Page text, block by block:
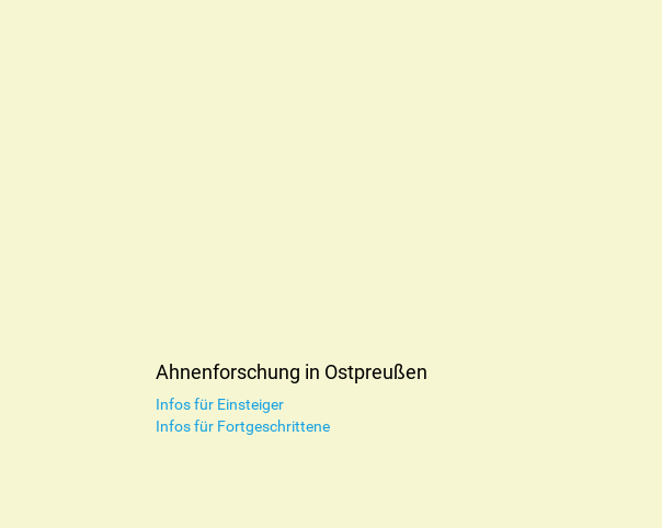
Ahnenforschung in Ostpreußen
Infos für Einsteiger
Infos für Fortgeschrittene